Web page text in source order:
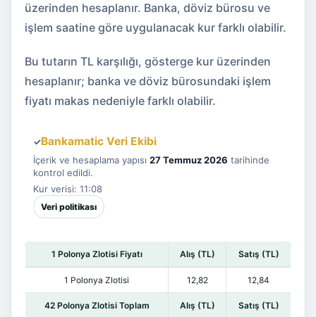
üzerinden hesaplanır. Banka, döviz bürosu ve
işlem saatine göre uygulanacak kur farklı olabilir.
Bu tutarın TL karşılığı, gösterge kur üzerinden
hesaplanır; banka ve döviz bürosundaki işlem
fiyatı makas nedeniyle farklı olabilir.
✓Bankamatic Veri Ekibi
İçerik ve hesaplama yapısı 27 Temmuz 2026 tarihinde
kontrol edildi.
Kur verisi: 11:08
Veri politikası
1 Polonya Zlotisi Fiyatı Alış (TL) Satış (TL)
1 Polonya Zlotisi 12,82 12,84
42 Polonya Zlotisi Toplam Alış (TL) Satış (TL)